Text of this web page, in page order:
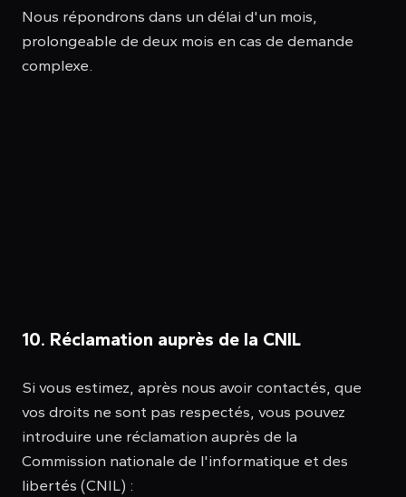
Nous répondrons dans un délai d'un mois,
prolongeable de deux mois en cas de demande
complexe.
10. Réclamation auprès de la CNIL
Si vous estimez, après nous avoir contactés, que
vos droits ne sont pas respectés, vous pouvez
introduire une réclamation auprès de la
Commission nationale de l'informatique et des
libertés (CNIL) :